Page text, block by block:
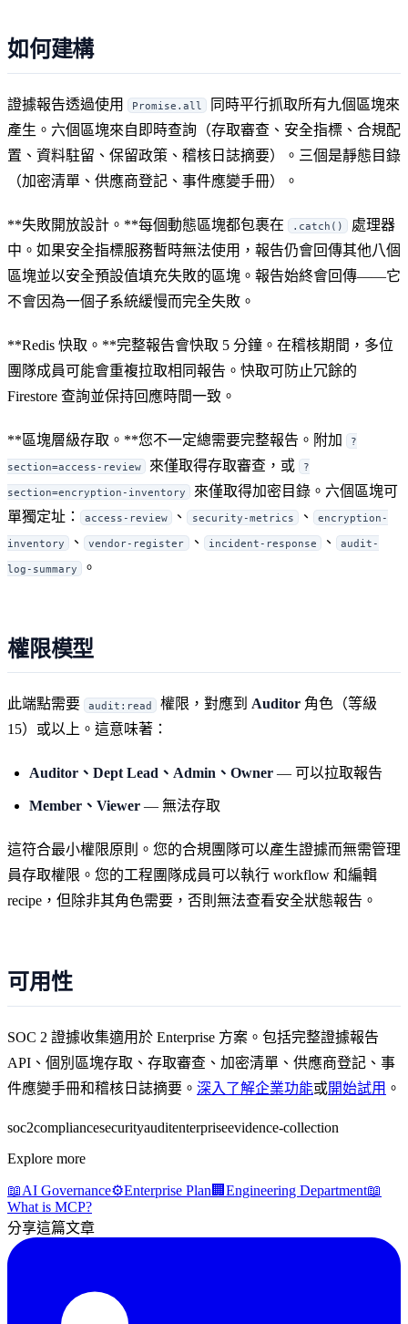
如何建構
證據報告透過使用 Promise.all
同時平行抓取所有九個區塊來
產生。六個區塊來自即時查詢（存取審查、安全指標、合規配
置、資料駐留、保留政策、稽核日誌摘要）。三個是靜態目錄
（加密清單、供應商登記、事件應變手冊）。
**失敗開放設計。**每個動態區塊都包裹在 .catch()
處理器
中。如果安全指標服務暫時無法使用，報告仍會回傳其他八個
區塊並以安全預設值填充失敗的區塊。報告始終會回傳——它
不會因為一個子系統緩慢而完全失敗。
**Redis 快取。**完整報告會快取 5 分鐘。在稽核期間，多位
團隊成員可能會重複拉取相同報告。快取可防止冗餘的
Firestore 查詢並保持回應時間一致。
**區塊層級存取。**您不一定總需要完整報告。附加 ?
section=access-review 來僅取得存取審查，或 ?
section=encryption-inventory
來僅取得加密目錄。六個區塊可
單獨定址：
access-review 、 security-metrics 、 encryption-
inventory 、 vendor-register 、 incident-response 、 audit-
log-summary 。
權限模型
此端點需要 audit:read 權限，對應到Auditor 角色（等級
15）或以上。這意味著：
Auditor、Dept Lead、Admin、Owner — 可以拉取報告
Member、Viewer — 無法存取
這符合最小權限原則。您的合規團隊可以產生證據而無需管理
員存取權限。您的工程團隊成員可以執行 workflow 和編輯
recipe，但除非其角色需要，否則無法查看安全狀態報告。
可用性
SOC 2 證據收集適用於 Enterprise 方案。包括完整證據報告
API、個別區塊存取、存取審查、加密清單、供應商登記、事
件應變手冊和稽核日誌摘要。 深入了解企業功能或開始試用 。
soc2compliancesecurityauditenterpriseevidence-collection
Explore more
📖AI Governance⚙️Enterprise Plan 🏢 Engineering Department📖
What is MCP?
分享這篇文章